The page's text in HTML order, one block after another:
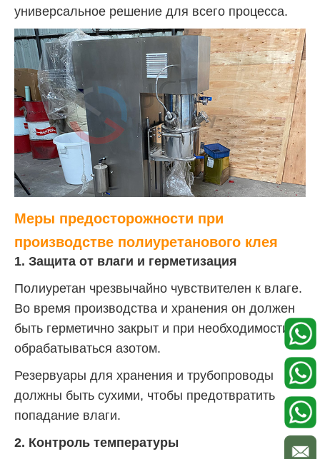
универсальное решение для всего процесса.
Меры предосторожности при
производстве полиуретанового клея
1. Защита от влаги и герметизация
Полиуретан чрезвычайно чувствителен к влаге.
Во время производства и хранения он должен
быть герметично закрыт и при необходимости
обрабатываться азотом.
Резервуары для хранения и трубопроводы
должны быть сухими, чтобы предотвратить
попадание влаги.
2. Контроль температуры